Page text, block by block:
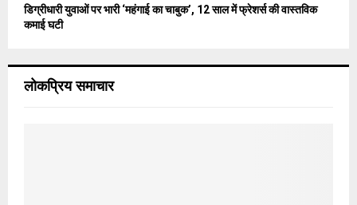
डिग्रीधारी युवाओं पर भारी ‘महंगाई का चाबुक’, 12 साल में फ्रेशर्स की वास्तविक
कमाई घटी
लोकप्रिय समाचार